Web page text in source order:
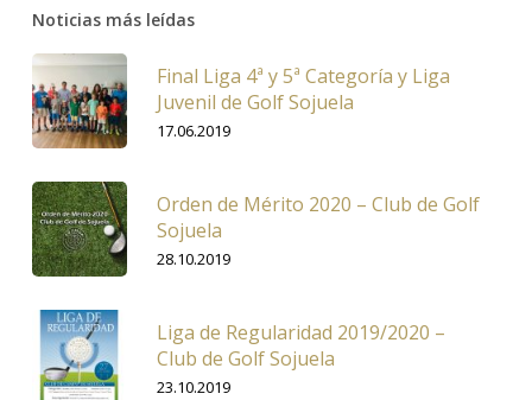
Noticias más leídas
Final Liga 4ª y 5ª Categoría y Liga
Juvenil de Golf Sojuela
17.06.2019
Orden de Mérito 2020 – Club de Golf
Sojuela
28.10.2019
Liga de Regularidad 2019/2020 –
Club de Golf Sojuela
23.10.2019